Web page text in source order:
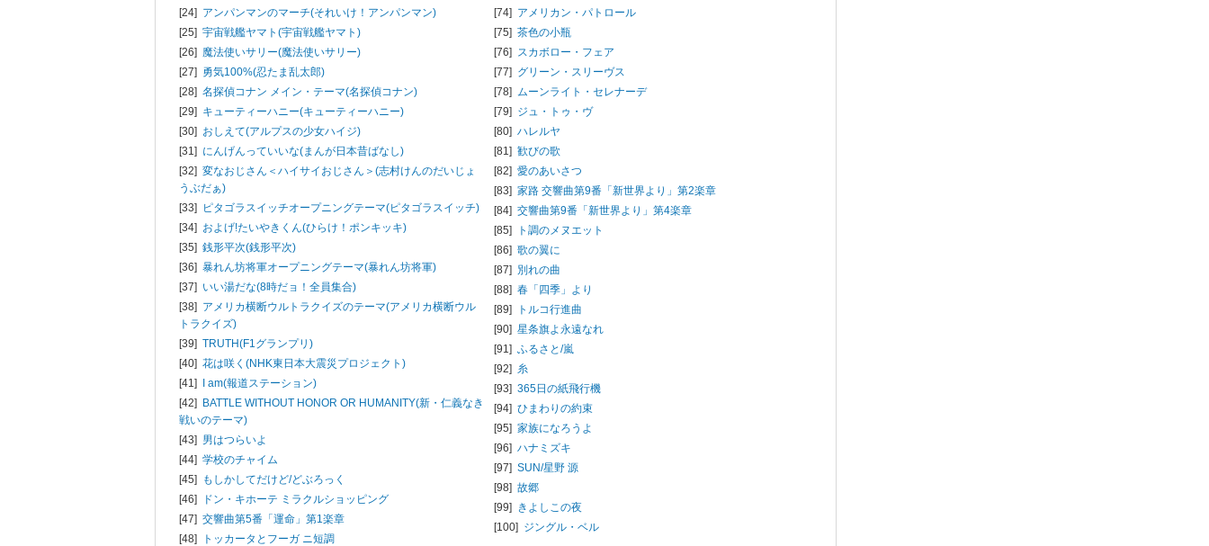
[24] アンパンマンのマーチ(それいけ！アンパンマン)
[25] 宇宙戦艦ヤマト(宇宙戦艦ヤマト)
[26] 魔法使いサリー(魔法使いサリー)
[27] 勇気100%(忍たま乱太郎)
[28] 名探偵コナン メイン・テーマ(名探偵コナン)
[29] キューティーハニー(キューティーハニー)
[30] おしえて(アルプスの少女ハイジ)
[31] にんげんっていいな(まんが日本昔ばなし)
[32] 変なおじさん＜ハイサイおじさん＞(志村けんのだいじょ
うぶだぁ)
[33] ピタゴラスイッチオープニングテーマ(ピタゴラスイッチ)
[34] およげ!たいやきくん(ひらけ！ポンキッキ)
[35] 銭形平次(銭形平次)
[36] 暴れん坊将軍オープニングテーマ(暴れん坊将軍)
[37] いい湯だな(8時だョ！全員集合)
[38] アメリカ横断ウルトラクイズのテーマ(アメリカ横断ウル
トラクイズ)
[39] TRUTH(F1グランプリ)
[40] 花は咲く(NHK東日本大震災プロジェクト)
[41] I am(報道ステーション)
[42] BATTLE WITHOUT HONOR OR HUMANITY(新・仁義なき
戦いのテーマ)
[43] 男はつらいよ
[44] 学校のチャイム
[45] もしかしてだけど/どぶろっく
[46]
ドン・キホーテ ミラクルショッピング
[47] 交響曲第5番「運命」第1楽章
[48]
トッカータとフーガ ニ短調
[74] アメリカン・パトロール
[75] 茶色の小瓶
[76] スカボロー・フェア
[77] グリーン・スリーヴス
[78] ムーンライト・セレナーデ
[79] ジュ・トゥ・ヴ
[80] ハレルヤ
[81] 歓びの歌
[82] 愛のあいさつ
[83] 家路 交響曲第9番「新世界より」第2楽章
[84] 交響曲第9番「新世界より」第4楽章
[85]
ト調のメヌエット
[86] 歌の翼に
[87] 別れの曲
[88] 春「四季」より
[89]
トルコ行進曲
[90] 星条旗よ永遠なれ
[91] ふるさと/嵐
[92] 糸
[93] 365日の紙飛行機
[94] ひまわりの約束
[95] 家族になろうよ
[96] ハナミズキ
[97] SUN/星野 源
[98] 故郷
[99] きよしこの夜
[100] ジングル・ベル